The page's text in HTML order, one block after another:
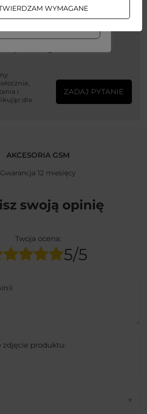
pomocy? Masz
i
dla
ZADAJ PYTANIE
AKCESORIA GSM
Gwarancja 12 miesięcy
swoją opinię
Twoja ocena:
5/5
zdjęcie produktu:
WYMAGANE